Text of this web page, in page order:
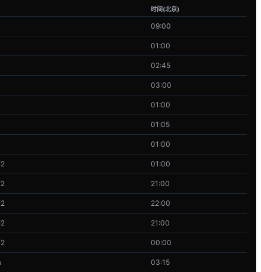
时间(北京)
09:00
01:00
02:45
03:00
01:00
01:05
01:00
01:00
21:00
22:00
21:00
00:00
03:15